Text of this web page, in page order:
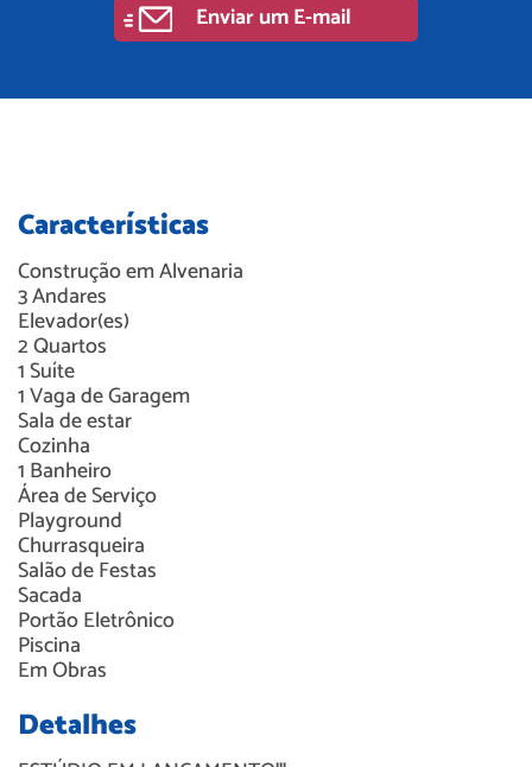
Enviar um E-mail
Características
Construção emAlvenaria
3Andares
Elevador(es)
2Quartos
1Suíte
1Vaga de Garagem
Sala de estar
Cozinha
1 Banheiro
Área de Serviço
Playground
Churrasqueira
Salão de Festas
Sacada
Portão Eletrônico
Piscina
Em Obras
Detalhes